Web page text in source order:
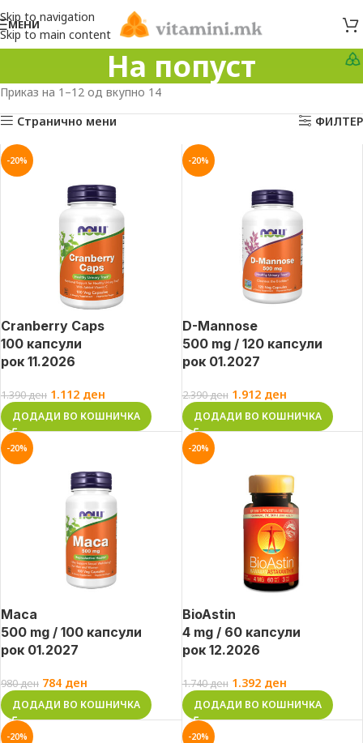
Skip to navigation
Skip to main content
МЕНИ
На попуст
Приказ на 1–12 од вкупно 14
Странично мени ФИЛТЕР
-20%
Cranberry Caps
100 капсули
рок 11.2026
1.390ден 1.112 ден
ДОДАДИ ВО КОШНИЧКА
-20%
D-Mannose
500 mg / 120 капсули
рок 01.2027
2.390ден 1.912 ден
ДОДАДИ ВО КОШНИЧКА
-20%
Maca
500 mg / 100 капсули
рок 01.2027
980ден 784 ден
ДОДАДИ ВО КОШНИЧКА
-20%
BioAstin
4 mg / 60 капсули
рок 12.2026
1.740ден 1.392 ден
ДОДАДИ ВО КОШНИЧКА
-20% -20%